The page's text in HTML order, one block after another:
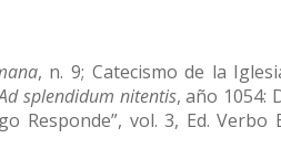
, n. 9; Catecismo de la
splendidum nitentis, año 1054:
Responde”, vol. 3, Ed. Verbo